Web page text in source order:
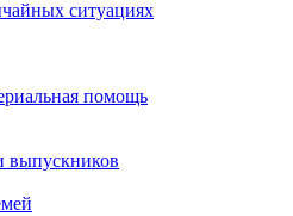
ситуациях
помощь
выпускников